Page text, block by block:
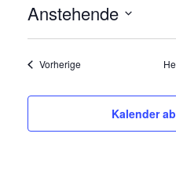
Anstehende
VorherigeVeranstaltungen
Kalender